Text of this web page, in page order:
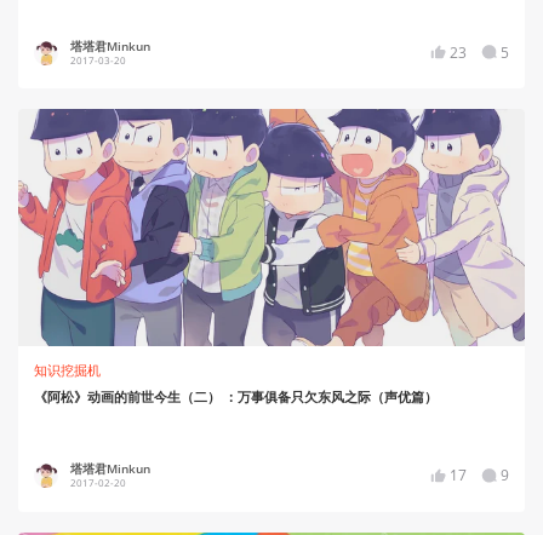
塔塔君Minkun
2017-03-20 23 5
知识挖掘机
《阿松》动画的前世今生（二） ：万事俱备只欠东风之际（声优篇）
塔塔君Minkun
2017-02-20 17 9